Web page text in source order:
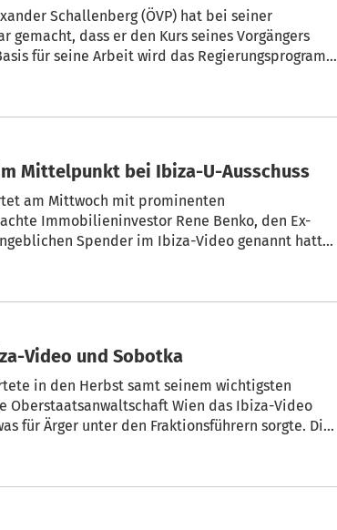
Schallenberg (ÖVP) hat bei seiner
dass er den Kurs seines Vorgängers
für seine Arbeit wird das Regierungsprogramm
Mittelpunkt bei Ibiza-U-Ausschuss
am Mittwoch mit prominenten
Immobilieninvestor Rene Benko, den Ex-
Spender im Ibiza-Video genannt hatte.
Video und Sobotka
in den Herbst samt seinem wichtigsten
Oberstaatsanwaltschaft Wien das Ibiza-Video
für Ärger unter den Fraktionsführern sorgte. Die